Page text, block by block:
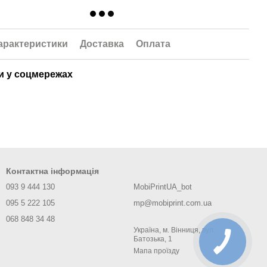
Доставка Оплата
у соцмережах
Контактна інформація
093 9 444 130
095 5 222 105
068 848 34 48
MobiPrintUA_bot
mp@mobiprint.com.ua
Україна, м. Вінниця, вул.
Батозька, 1
Мапа проїзду